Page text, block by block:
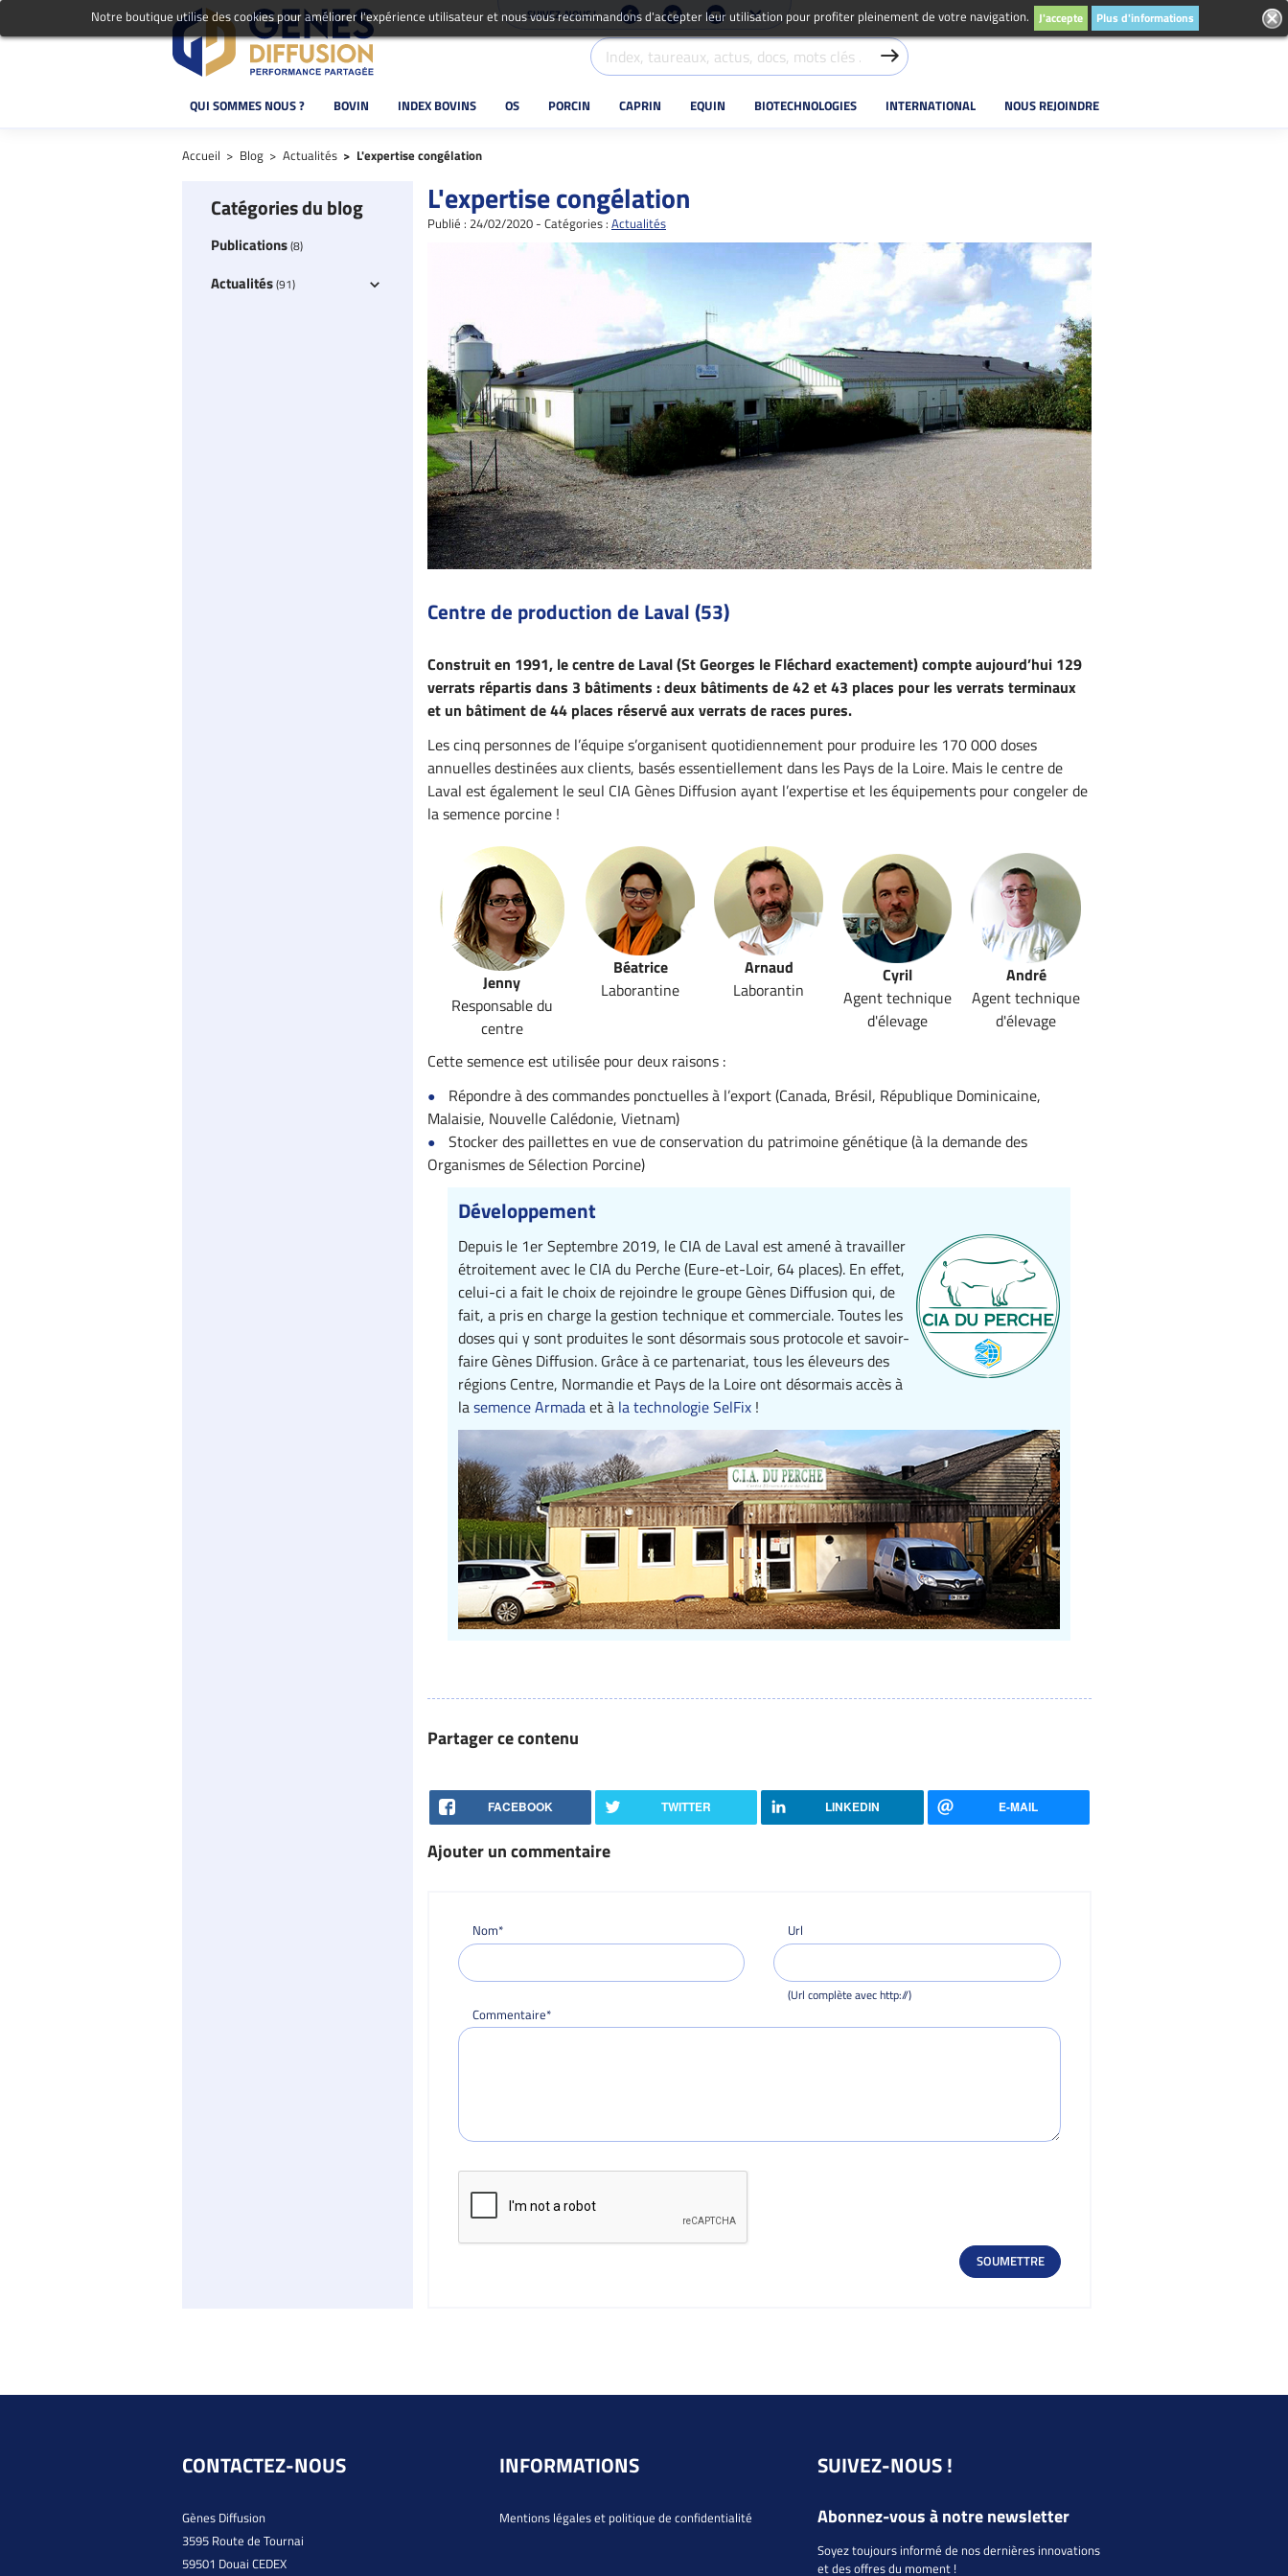
SUIVEZ-NOUS !
QUI SOMMES NOUS ? BOVIN INDEX BOVINS OS PORCIN CAPRIN EQUIN BIOTECHNOLOGIES INTERNATIONAL NOUS REJOINDRE
Accueil Blog Actualités L'expertise congélation
Catégories du blog
Publications(8)
Actualités(91)
L'expertise congélation
Publié : 24/02/2020 - Catégories : Actualités
Centre de production de Laval (53)
Construit en 1991, le centre de Laval (St Georges le Fléchard exactement) compte aujourd’hui 129
verrats répartis dans 3 bâtiments : deux bâtiments de 42 et 43 places pour les verrats terminaux
et un bâtiment de 44 places réservé aux verrats de races pures.
Les cinq personnes de l’équipe s’organisent quotidiennement pour produire les 170 000 doses
annuelles destinées aux clients, basés essentiellement dans les Pays de la Loire. Mais le centre de
Laval est également le seul CIA Gènes Diffusion ayant l’expertise et les équipements pour congeler de
la semence porcine !
Jenny
Responsable du
centre
Béatrice
Laborantine
Arnaud
Laborantin
Cyril
Agent technique
d'élevage
André
Agent technique
d'élevage
Cette semence est utilisée pour deux raisons :
Répondre à des commandes ponctuelles à l’export (Canada, Brésil, République Dominicaine,
Malaisie, Nouvelle Calédonie, Vietnam)
Stocker des paillettes en vue de conservation du patrimoine génétique (à la demande des
Organismes de Sélection Porcine)
Développement
Depuis le 1er Septembre 2019, le CIA de Laval est amené à travailler
étroitement avec le CIA du Perche (Eure-et-Loir, 64 places). En effet,
celui-ci a fait le choix de rejoindre le groupe Gènes Diffusion qui, de
fait, a pris en charge la gestion technique et commerciale. Toutes les
doses qui y sont produites le sont désormais sous protocole et savoir-
faire Gènes Diffusion. Grâce à ce partenariat, tous les éleveurs des
régions Centre, Normandie et Pays de la Loire ont désormais accès à
lasemence Armadaet à la technologie SelFix !
Partager ce contenu
FACEBOOK TWITTER LINKEDIN E-MAIL
Ajouter un commentaire
Nom* Url
(Url complète avec http://)
Commentaire*
CONTACTEZ-NOUS
Gènes Diffusion
3595 Route de Tournai
59501 Douai CEDEX
INFORMATIONS
Mentions légales et politique de confidentialité
SUIVEZ-NOUS !
Abonnez-vous à notre newsletter
Soyez toujours informé de nos dernières innovations
et des offres du moment !
Notre boutique utilise des cookies pour améliorer l'expérience utilisateur et nous vous recommandons d'accepter leur utilisation pour profiter pleinement de votre navigation. J'accepte Plus d'informations